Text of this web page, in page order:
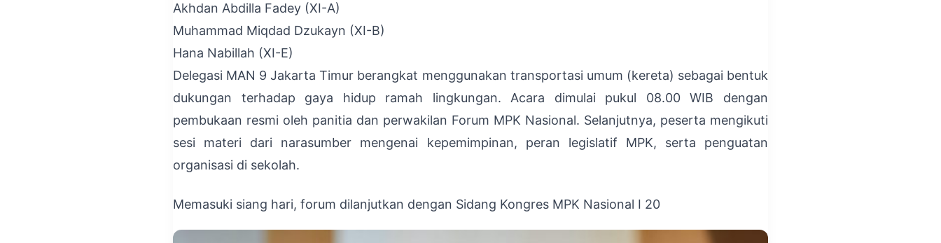
Akhdan Abdilla Fadey (XI-A)
Muhammad Miqdad Dzukayn (XI-B)
Hana Nabillah (XI-E)
Delegasi MAN 9 Jakarta Timur berangkat menggunakan transportasi umum (kereta) sebagai bentuk
dukungan terhadap gaya hidup ramah lingkungan. Acara dimulai pukul 08.00 WIB dengan
pembukaan resmi oleh panitia dan perwakilan Forum MPK Nasional. Selanjutnya, peserta mengikuti
sesi materi dari narasumber mengenai kepemimpinan, peran legislatif MPK, serta penguatan
organisasi di sekolah.
Memasuki siang hari, forum dilanjutkan dengan Sidang Kongres MPK Nasional I 20